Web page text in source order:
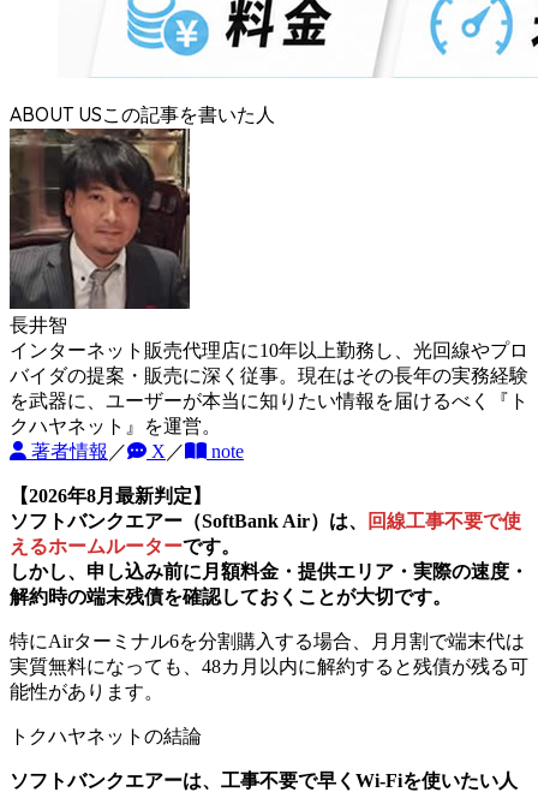
ABOUT US
長井智
インターネット販売代理店に10年以上勤務し、光回線やプロ
バイダの提案・販売に深く従事。現在はその長年の実務経験
を武器に、ユーザーが本当に知りたい情報を届けるべく『ト
クハヤネット』を運営。
著者情報 ／ X ／ note
【2026年8月最新判定】
ソフトバンクエアー（SoftBank Air）は、
回線工事不要で使
えるホームルーターです。
しかし、申し込み前に月額料金・提供エリア・実際の速度・
解約時の端末残債を確認しておくことが大切です。
特にAirターミナル6を分割購入する場合、月月割で端末代は
実質無料になっても、48カ月以内に解約すると残債が残る可
能性があります。
トクハヤネットの結論
ソフトバンクエアーは、工事不要で早くWi-Fiを使いたい人